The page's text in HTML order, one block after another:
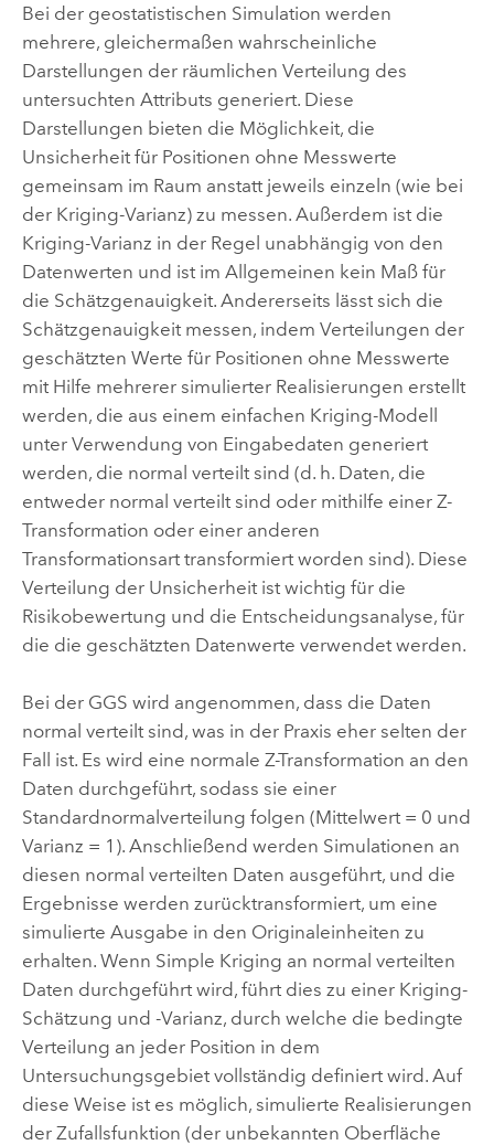
Bei der geostatistischen Simulation werden
mehrere, gleichermaßen wahrscheinliche
Darstellungen der räumlichen Verteilung des
untersuchten Attributs generiert. Diese
Darstellungen bieten die Möglichkeit, die
Unsicherheit für Positionen ohne Messwerte
gemeinsam im Raum anstatt jeweils einzeln (wie bei
der Kriging-Varianz) zu messen. Außerdem ist die
Kriging-Varianz in der Regel unabhängig von den
Datenwerten und ist im Allgemeinen kein Maß für
die Schätzgenauigkeit. Andererseits lässt sich die
Schätzgenauigkeit messen, indem Verteilungen der
geschätzten Werte für Positionen ohne Messwerte
mit Hilfe mehrerer simulierter Realisierungen erstellt
werden, die aus einem einfachen Kriging-Modell
unter Verwendung von Eingabedaten generiert
werden, die normal verteilt sind (d. h. Daten, die
entweder normal verteilt sind oder mithilfe einer Z-
Transformation oder einer anderen
Transformationsart transformiert worden sind). Diese
Verteilung der Unsicherheit ist wichtig für die
Risikobewertung und die Entscheidungsanalyse, für
die die geschätzten Datenwerte verwendet werden.
Bei der GGS wird angenommen, dass die Daten
normal verteilt sind, was in der Praxis eher selten der
Fall ist. Es wird eine normale Z-Transformation an den
Daten durchgeführt, sodass sie einer
Standardnormalverteilung folgen (Mittelwert = 0 und
Varianz = 1). Anschließend werden Simulationen an
diesen normal verteilten Daten ausgeführt, und die
Ergebnisse werden zurücktransformiert, um eine
simulierte Ausgabe in den Originaleinheiten zu
erhalten. Wenn Simple Kriging an normal verteilten
Daten durchgeführt wird, führt dies zu einer Kriging-
Schätzung und -Varianz, durch welche die bedingte
Verteilung an jeder Position in dem
Untersuchungsgebiet vollständig definiert wird. Auf
diese Weise ist es möglich, simulierte Realisierungen
der Zufallsfunktion (der unbekannten Oberfläche